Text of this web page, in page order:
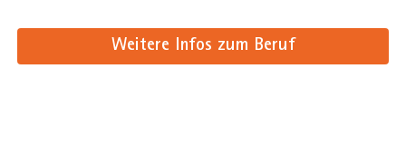
Weitere Infos zum Beruf